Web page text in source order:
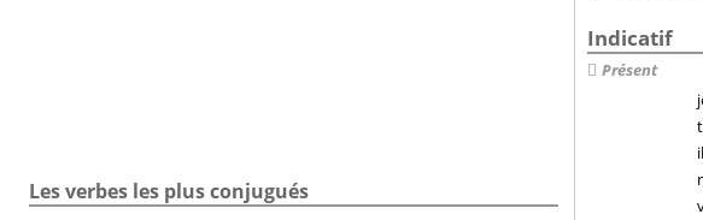
Indicatif
Présent
Les verbes les plus conjugués